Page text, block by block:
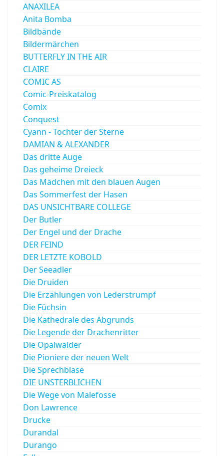
ANAXILEA
Anita Bomba
Bildbände
Bildermärchen
BUTTERFLY IN THE AIR
CLAIRE
COMIC AS
Comic-Preiskatalog
Comix
Conquest
Cyann - Tochter der Sterne
DAMIAN & ALEXANDER
Das dritte Auge
Das geheime Dreieck
Das Mädchen mit den blauen Augen
Das Sommerfest der Hasen
DAS UNSICHTBARE COLLEGE
Der Butler
Der Engel und der Drache
DER FEIND
DER LETZTE KOBOLD
Der Seeadler
Die Druiden
Die Erzählungen von Lederstrumpf
Die Füchsin
Die Kathedrale des Abgrunds
Die Legende der Drachenritter
Die Opalwälder
Die Pioniere der neuen Welt
Die Sprechblase
DIE UNSTERBLICHEN
Die Wege von Malefosse
Don Lawrence
Drucke
Durandal
Durango